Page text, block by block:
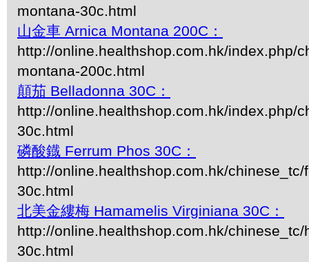
montana-30c.html
山金車 Arnica Montana 200C：
http://online.healthshop.com.hk/index.php/
montana-200c.html
顛茄 Belladonna 30C：
http://online.healthshop.com.hk/index.php/
30c.html
磷酸鐡 Ferrum Phos 30C：
http://online.healthshop.com.hk/
30c.html
北美金縷梅 Hamamelis Virginiana 30C：
http://online.healthshop.com.hk/
30c.html